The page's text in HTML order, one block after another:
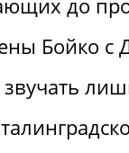
до
Бойко